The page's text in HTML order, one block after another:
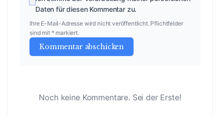
Daten für diesen Kommentar zu.
Ihre E-Mail-Adresse wird nicht veröffentlicht. Pflichtfelder
sind mit * markiert.
Kommentar abschicken
Noch keine Kommentare. Sei der Erste!